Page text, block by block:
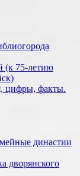
(к 75-летию
цифры, факты.
династии
дворянского